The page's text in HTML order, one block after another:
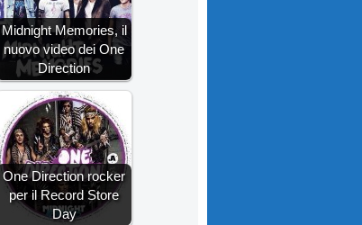
Midnight Memories, il
nuovo video dei One
Direction
One Direction rocker
per il Record Store
Day